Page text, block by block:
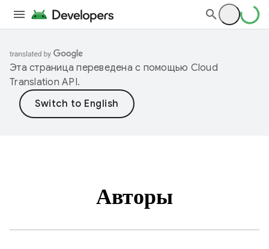
Эта страница переведена с помощью Cloud
Translation API.
Авторы